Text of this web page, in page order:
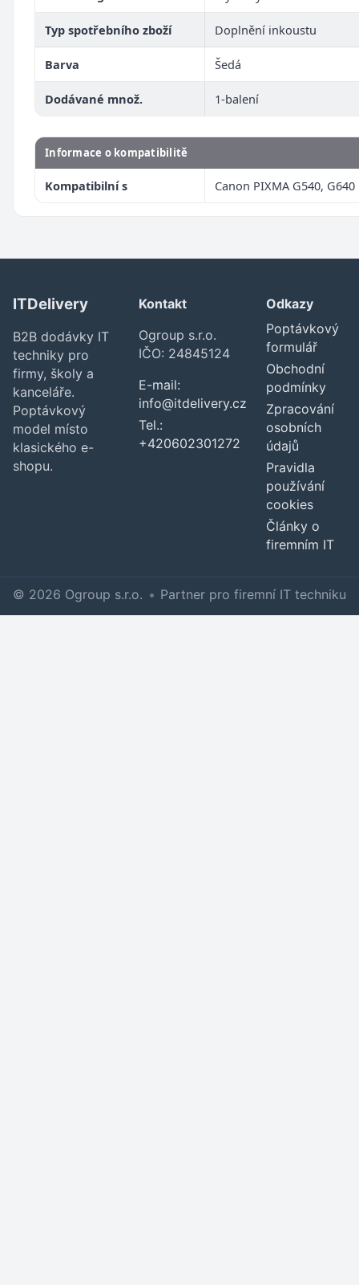
Typ spotřebního zboží Doplnění inkoustu
Barva Šedá
Dodávané množ. 1-balení
Informace o kompatibilitě
Kompatibilní s Canon PIXMA G540, G640
ITDelivery
B2B dodávky IT
techniky pro
firmy, školy a
kanceláře.
Poptávkový
model místo
klasického e-
shopu.
Kontakt
Ogroup s.r.o.
IČO: 24845124
E-mail:
info@itdelivery.cz
Tel.:
+420602301272
Odkazy
Poptávkový
formulář
Obchodní
podmínky
Zpracování
osobních
údajů
Pravidla
používání
cookies
Články o
firemním IT
© 2026 Ogroup s.r.o. • Partner pro firemní IT techniku